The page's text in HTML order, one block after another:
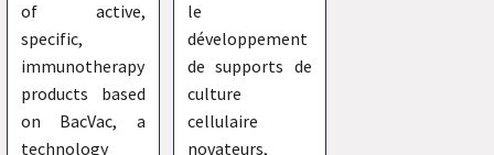
of active,
specific,
immunotherapy
products based
on BacVac, a
technology
le
développement
de supports de
culture
cellulaire
novateurs,